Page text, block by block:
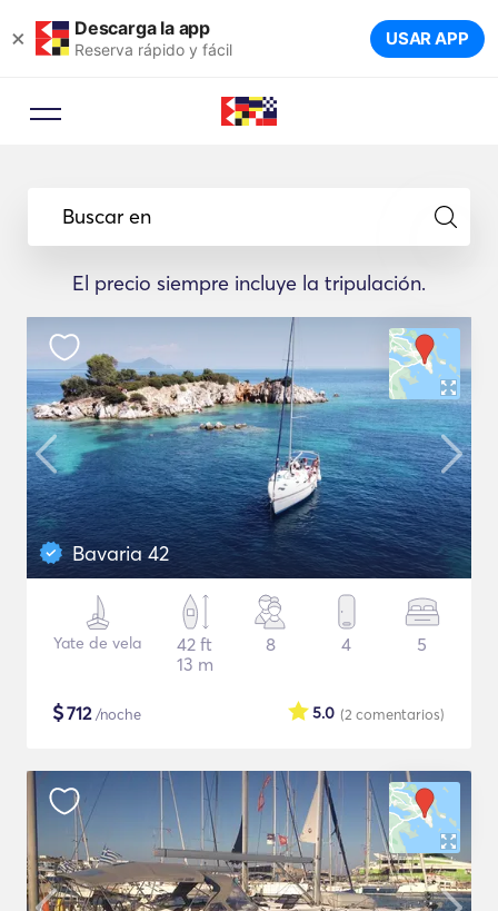
× Descarga la app
Reserva rápido y fácil USAR APP
Buscar en
El precio siempre incluye la tripulación.
Bavaria 42
Yate de vela
42 ft
13 m
8 4 5
$712/noche (2 comentarios)
5.0